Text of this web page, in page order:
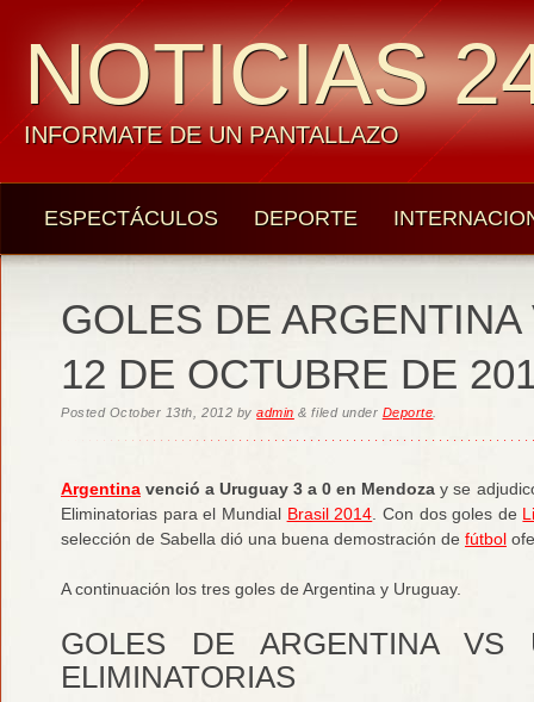
NOTICIAS
INFORMATE DE UN PANTALLAZO
ESPECTÁCULOS DEPORTE
GOLES DE
12 DE OCTUBRE DE
Posted October 13th, 2012 byadmin & filed under Deporte
Argentina venció a Uruguay 3 a 0 en Mendoza y se
Eliminatorias para el Mundial Brasil 2014 . Con dos goles de
selección de Sabella dió una buena demostración de fútbol
A continuación los tres goles de Argentina y Uruguay.
GOLES DE ARGENTINA VS
ELIMINATORIAS